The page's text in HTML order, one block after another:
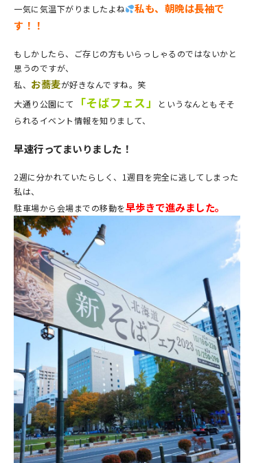
一気に気温下がりましたよね
私も、朝晩は長袖で
す！！
もしかしたら、ご存じの方もいらっしゃるのではないかと
思うのですが、
私、 お蕎麦が好きなんですね。笑
大通り公園にて
「そばフェス」
というなんともそそ
られるイベント情報を知りまして、
早速行ってまいりました！
2週に分かれていたらしく、1週目を完全に逃してしまった
私は、
駐車場から会場までの移動を早歩きで進みました。